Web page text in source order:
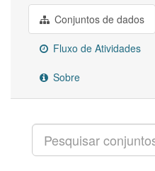
Conjuntos de dados
Fluxo de Atividades
Sobre